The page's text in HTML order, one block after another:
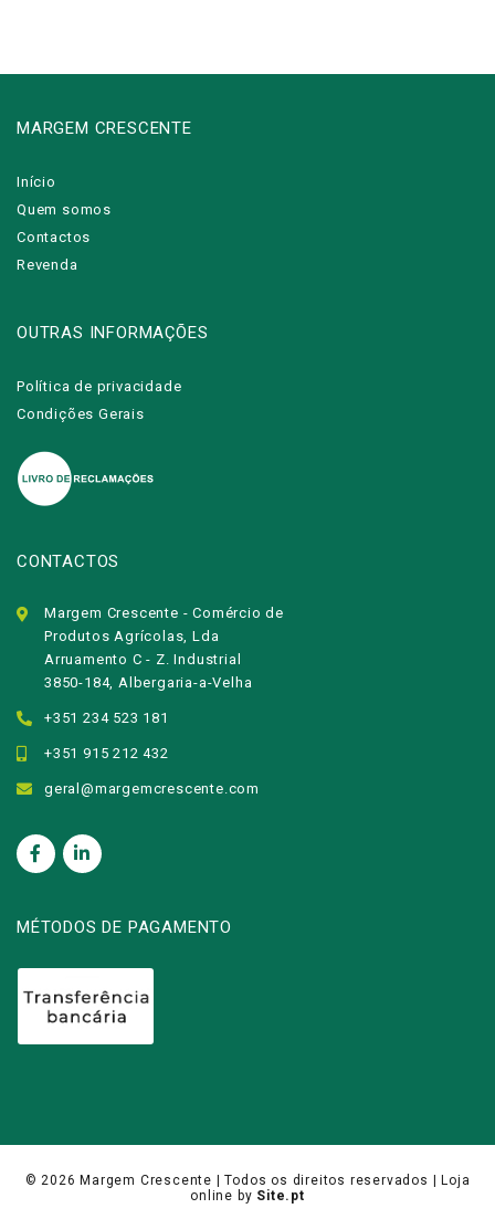
MARGEM CRESCENTE
Início
Quem somos
Contactos
Revenda
OUTRAS INFORMAÇÕES
Política de privacidade
Condições Gerais
CONTACTOS
Margem Crescente - Comércio de
Produtos Agrícolas, Lda
Arruamento C - Z. Industrial
3850-184, Albergaria-a-Velha
+351 234 523 181
+351 915 212 432
geral@margemcrescente.com
MÉTODOS DE PAGAMENTO
© 2026 Margem Crescente | Todos os direitos reservados |
Loja
online by Site.pt